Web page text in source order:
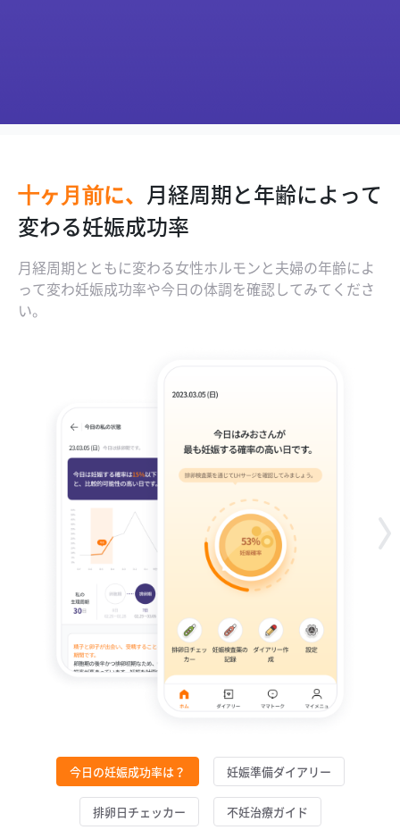
十ヶ月前に、 月経周期と年齢によって
変わる妊娠成功率
月経周期とともに変わる女性ホルモンと夫婦の年齢によ
って変わ妊娠成功率や今日の体調を確認してみてくださ
い。
妊活中って欠かせないカ
レンダー
正確にチェックしてみる
排卵日
生殖医療専門医が監修し
た不妊症の治療ガイド
今日の妊娠成功率は？ 妊娠準備ダイアリー
排卵日チェッカー 不妊治療ガイド